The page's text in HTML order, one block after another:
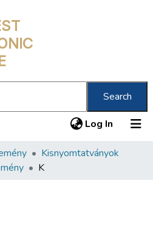
Search
Log In (current)
Kisnyomtatványok
K